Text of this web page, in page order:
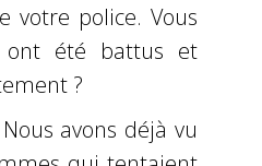
votre police. Vous
ont été battus et
?
avons déjà vu